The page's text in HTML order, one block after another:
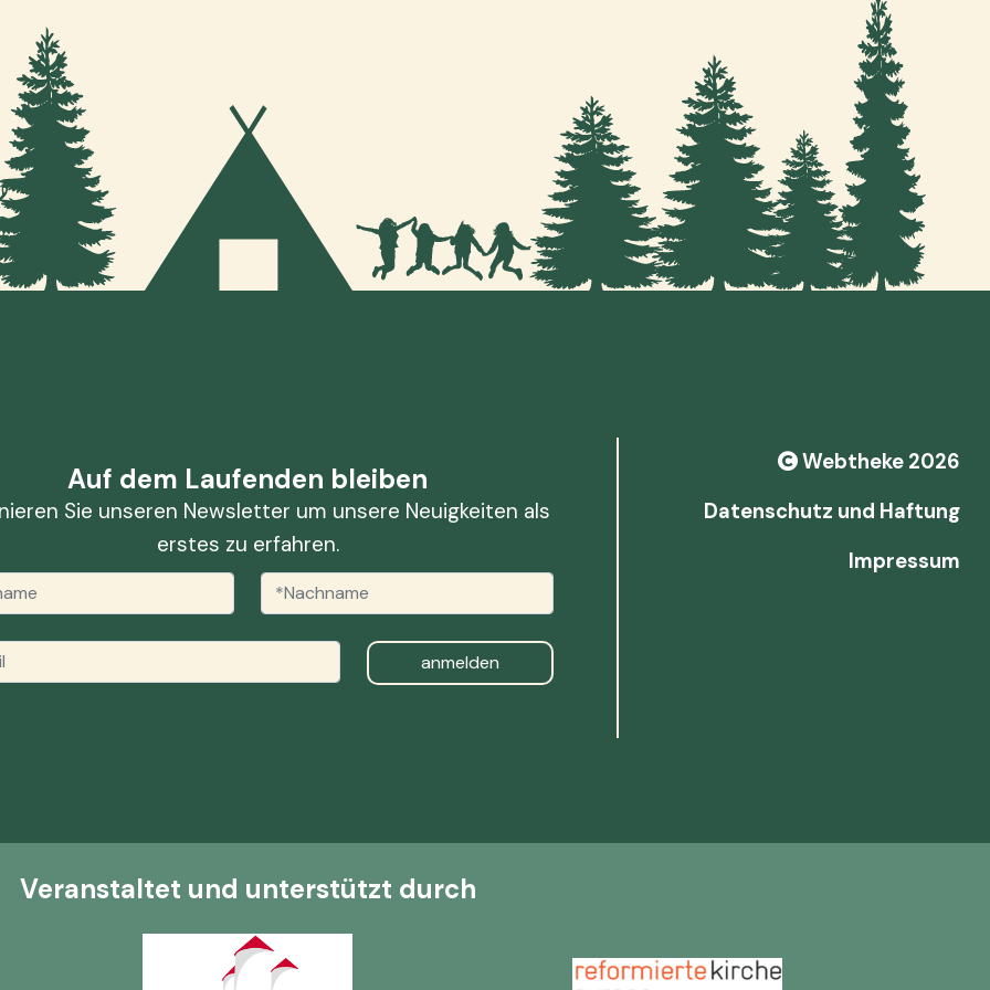
Auf dem Laufenden bleiben
Sie unseren Newsletter um unsere Neuigkeiten als
erstes zu erfahren.
Webtheke 2026
Datenschutz und Haftung
Impressum
Veranstaltet und unterstützt durch